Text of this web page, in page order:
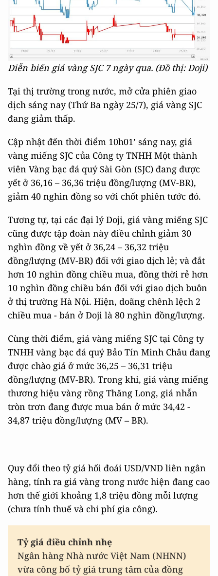
Diễn biến giá vàng SJC 7 ngày qua. (Đồ thị: Doji)
Tại thị trường trong nước, mở cửa phiên giao
dịch sáng nay (Thứ Ba ngày 25/7), giá vàng SJC
đang giảm thấp.
Cập nhật đến thời điểm 10h01’ sáng nay, giá
vàng miếng SJC của Công ty TNHH Một thành
viên Vàng bạc đá quý Sài Gòn (SJC) đang được
yết ở 36,16 – 36,36 triệu đồng/lượng (MV-BR),
giảm 40 nghìn đồng so với chốt phiên tước đó.
Tương tự, tại các đại lý Doji, giá vàng miếng SJC
cũng được tập đoàn này điều chỉnh giảm 30
nghìn đồng về yết ở 36,24 – 36,32 triệu
đồng/lượng (MV-BR) đối với giao dịch lẻ; và đắt
hơn 10 nghìn đồng chiều mua, đồng thời rẻ hơn
10 nghìn đồng chiều bán đối với giao dịch buôn
ở thị trường Hà Nội. Hiện, doãng chênh lệch 2
chiều mua - bán ở Doji là 80 nghìn đồng/lượng.
Cùng thời điểm, giá vàng miếng SJC tại Công ty
TNHH vàng bạc đá quý Bảo Tín Minh Châu đang
được chào giá ở mức 36,25 – 36,31 triệu
đồng/lượng (MV-BR). Trong khi, giá vàng miếng
thương hiệu vàng rồng Thăng Long, giá nhẫn
tròn trơn đang được mua bán ở mức 34,42 -
34,87 triệu đồng/lượng (MV – BR).
Quy đổi theo tỷ giá hối đoái USD/VND liên ngân
hàng, tính ra giá vàng trong nước hiện đang cao
hơn thế giới khoảng 1,8 triệu đồng mỗi lượng
(chưa tính thuế và chi phí gia công).
Tỷ giá điều chỉnh nhẹ
Ngân hàng Nhà nước Việt Nam (NHNN)
vừa công bố tỷ giá trung tâm của đồng